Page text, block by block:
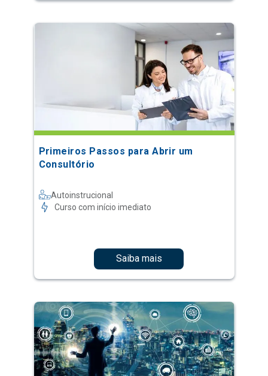
Primeiros Passos para Abrir um
Consultório
Autoinstrucional
Curso com início imediato
Saiba mais